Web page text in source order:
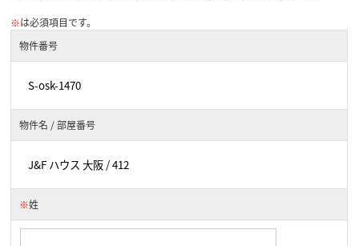
※は必須項目です。
物件番号
物件名 / 部屋番号
※姓